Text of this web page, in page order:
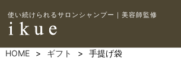
使い続けられるサロンシャンプー｜美容師監修
HOME ギフト 手提げ袋